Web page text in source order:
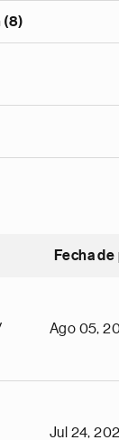
(8)
Fecha
Ago 05,
Jul 24,